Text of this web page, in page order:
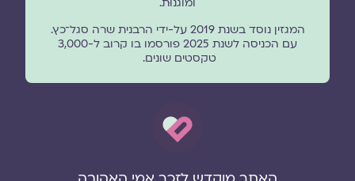
המגזין נוסד בשנת 2019 על-ידי הרבנית שרה סגל־כץ.
עם הכניסה לשנת 2025 פורסמו בו קרוב ל-3,000
טקסטים שונים.